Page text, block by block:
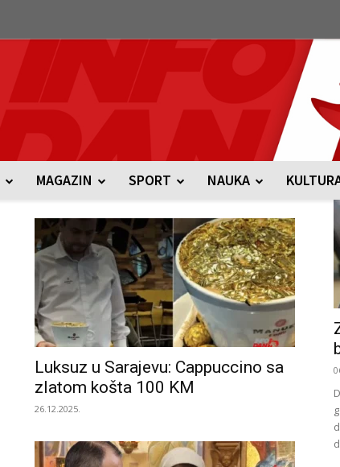
MAGAZIN SPORT NAUKA
Luksuz u Sarajevu: Cappuccino sa
zlatom košta 100 KM
26.12.2025.